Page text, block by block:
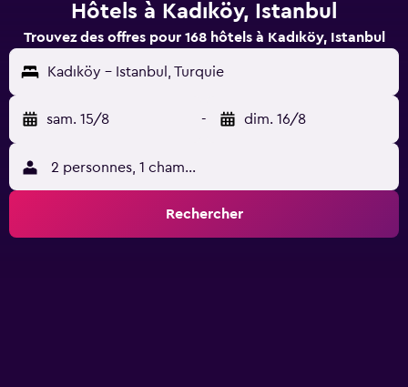
Hôtels à Kadıköy, Istanbul
Trouvez des offres pour 168 hôtels à Kadıköy, Istanbul
Kadıköy - Istanbul, Turquie
sam. 15/8 - dim. 16/8
2 personnes, 1 chambre
Rechercher